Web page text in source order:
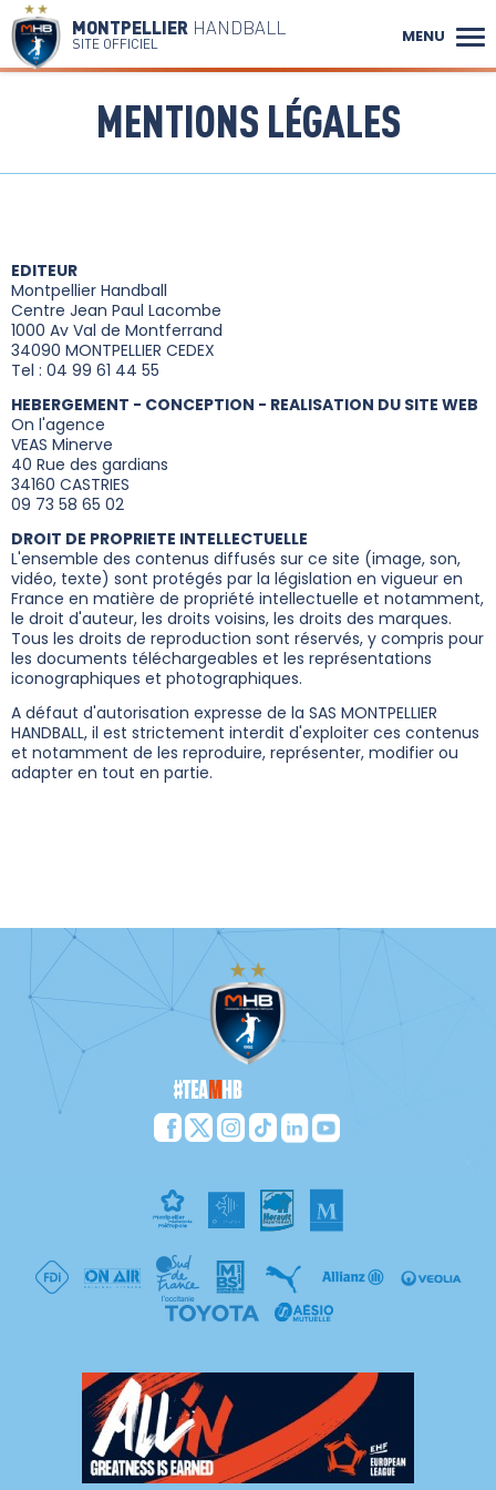
MONTPELLIERHANDBALL
SITE OFFICIEL MENU
MENTIONS LÉGALES
EDITEUR
Montpellier Handball
Centre Jean Paul Lacombe
1000 Av Val de Montferrand
34090 MONTPELLIER CEDEX
Tel : 04 99 61 44 55
HEBERGEMENT - CONCEPTION - REALISATION DU SITE WEB
On l'agence
VEAS Minerve
40 Rue des gardians
34160 CASTRIES
09 73 58 65 02
DROIT DE PROPRIETE INTELLECTUELLE
L'ensemble des contenus diffusés sur ce site (image, son,
vidéo, texte) sont protégés par la législation en vigueur en
France en matière de propriété intellectuelle et notamment,
le droit d'auteur, les droits voisins, les droits des marques.
Tous les droits de reproduction sont réservés, y compris pour
les documents téléchargeables et les représentations
iconographiques et photographiques.
A défaut d'autorisation expresse de la SAS MONTPELLIER
HANDBALL, il est strictement interdit d'exploiter ces contenus
et notamment de les reproduire, représenter, modifier ou
adapter en tout en partie.